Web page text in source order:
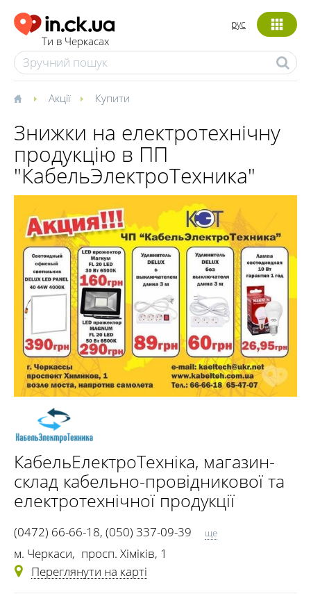
Ти в Черкасах
рус
Акції Купити
Знижки на електротехнічну
продукцію в ПП
"КабельЭлектроТехника"
КабельЕлектроТехніка, магазин-
склад кабельно-провідникової та
електротехнічної продукції
(0472) 66-66-18, (050) 337-09-39
(095) 275-11-05,(0472) 65-47-07
ще
м. Черкаси, просп. Хіміків, 1
Переглянути на карті